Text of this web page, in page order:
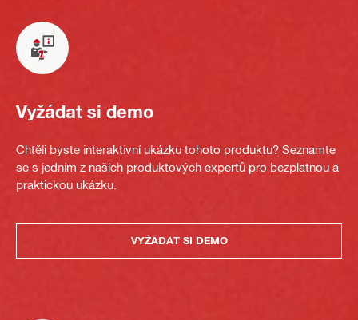
Vyžádat si demo
Chtěli byste interaktivní ukázku tohoto produktu? Seznamte
se s jedním z našich produktových expertů pro bezplatnou a
praktickou ukázku.
VYŽÁDAT SI DEMO